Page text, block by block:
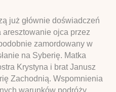
już głównie doświadczeń
ojca przez
zamordowany w
na Syberię. Matka
Krystyna i brat Janusz
Zachodnią. Wspomnienia
warunków podróży